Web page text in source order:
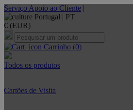
Serviço Apoio ao Cliente |
Portugal | PT
€ (EUR)
Carrinho (0)
Todos os produtos
Cartões de Visita